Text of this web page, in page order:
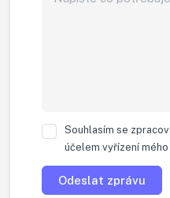
Souhlasím se
účelem vyřízení
Odeslat zprávu